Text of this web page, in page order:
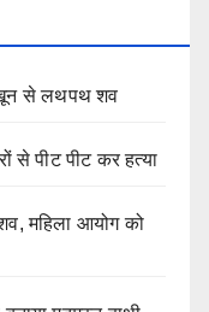
खून से लथपथ शव
से पीट पीट कर हत्या
महिला आयोग को